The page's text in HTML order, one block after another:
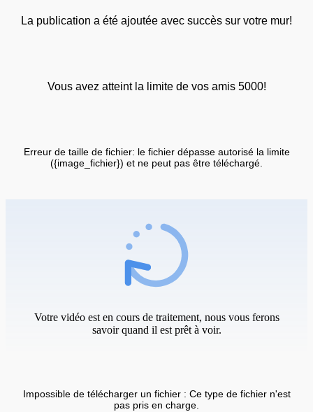
La publication a été ajoutée avec succès sur votre mur!
Vous avez atteint la limite de vos amis 5000!
Erreur de taille de fichier: le fichier dépasse autorisé la limite
({image_fichier}) et ne peut pas être téléchargé.
Votre vidéo est en cours de traitement, nous vous ferons
savoir quand il est prêt à voir.
Impossible de télécharger un fichier : Ce type de fichier n'est
pas pris en charge.